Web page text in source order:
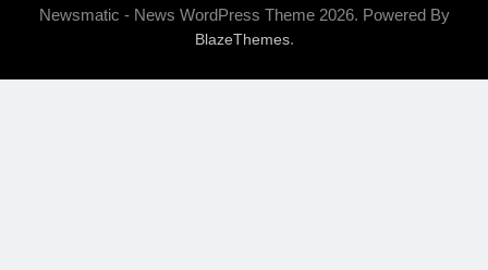
Newsmatic - News WordPress Theme 2026. Powered By
BlazeThemes.